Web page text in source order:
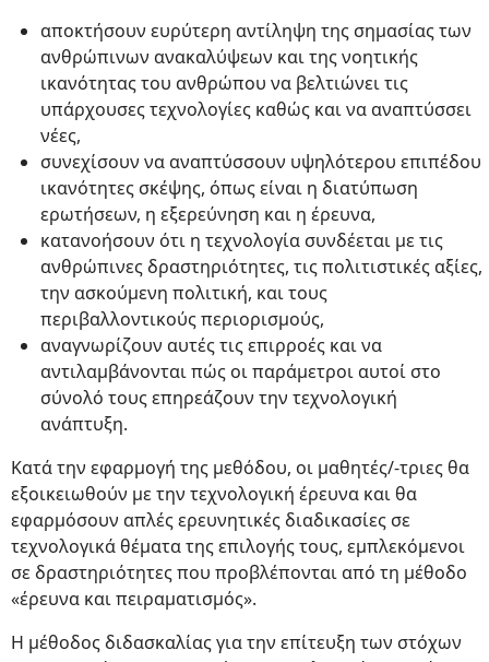
αποκτήσουν ευρύτερη αντίληψη της σημασίας των
ανθρώπινων ανακαλύψεων και της νοητικής
ικανότητας του ανθρώπου να βελτιώνει τις
υπάρχουσες τεχνολογίες καθώς και να αναπτύσσει
νέες,
συνεχίσουν να αναπτύσσουν υψηλότερου επιπέδου
ικανότητες σκέψης, όπως είναι η διατύπωση
ερωτήσεων, η εξερεύνηση και η έρευνα,
κατανοήσουν ότι η τεχνολογία συνδέεται με τις
ανθρώπινες δραστηριότητες, τις πολιτιστικές αξίες,
την ασκούμενη πολιτική, και τους
περιβαλλοντικούς περιορισμούς,
αναγνωρίζουν αυτές τις επιρροές και να
αντιλαμβάνονται πώς οι παράμετροι αυτοί στο
σύνολό τους επηρεάζουν την τεχνολογική
ανάπτυξη.
Κατά την εφαρμογή της μεθόδου, οι μαθητές/-τριες θα
εξοικειωθούν με την τεχνολογική έρευνα και θα
εφαρμόσουν απλές ερευνητικές διαδικασίες σε
τεχνολογικά θέματα της επιλογής τους, εμπλεκόμενοι
σε δραστηριότητες που προβλέπονται από τη μέθοδο
«έρευνα και πειραματισμός».
Η μέθοδος διδασκαλίας για την επίτευξη των στόχων